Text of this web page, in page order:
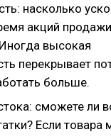
насколько
акций
высокая
перекрывает
больше.
сможете ли
Если товара